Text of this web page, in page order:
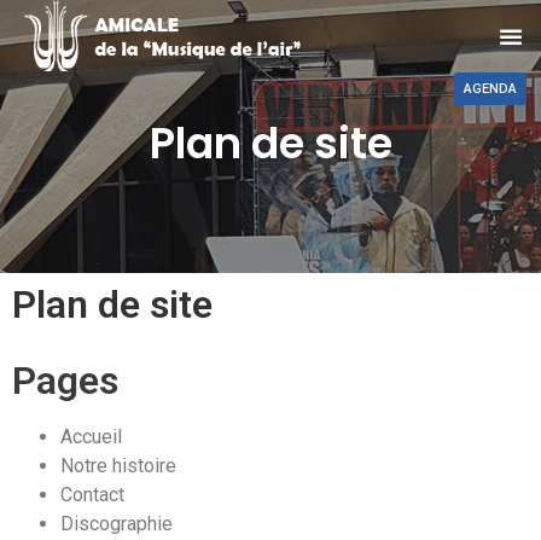
AGENDA
Plan de site
Plan de site
Pages
Accueil
Notre histoire
Contact
Discographie